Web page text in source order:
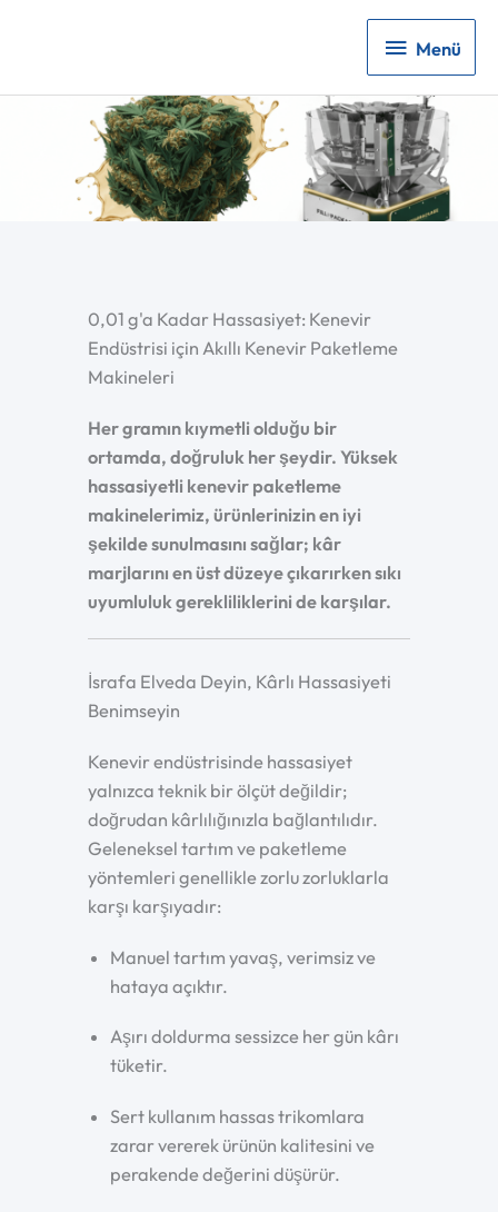
Menü
Menü
0,01 g'a Kadar Hassasiyet: Kenevir
Endüstrisi için Akıllı Kenevir Paketleme
Makineleri
Her gramın kıymetli olduğu bir
ortamda, doğruluk her şeydir. Yüksek
hassasiyetli kenevir paketleme
makinelerimiz, ürünlerinizin en iyi
şekilde sunulmasını sağlar; kâr
marjlarını en üst düzeye çıkarırken sıkı
uyumluluk gerekliliklerini de karşılar.
İsrafa Elveda Deyin, Kârlı Hassasiyeti
Benimseyin
Kenevir endüstrisinde hassasiyet
yalnızca teknik bir ölçüt değildir;
doğrudan kârlılığınızla bağlantılıdır.
Geleneksel tartım ve paketleme
yöntemleri genellikle zorlu zorluklarla
karşı karşıyadır:
Manuel tartım yavaş, verimsiz ve
hataya açıktır.
Aşırı doldurma sessizce her gün kârı
tüketir.
Sert kullanım hassas trikomlara
zarar vererek ürünün kalitesini ve
perakende değerini düşürür.